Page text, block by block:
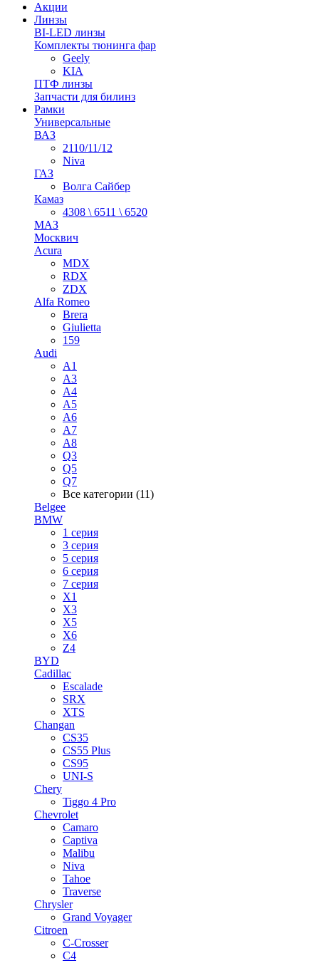
Акции
Линзы
BI-LED линзы
Комплекты тюнинга фар
Geely
KIA
ПТФ линзы
Запчасти для билинз
Рамки
Универсальные
ВАЗ
2110/11/12
Niva
ГАЗ
Волга Сайбер
Камаз
4308 \ 6511 \ 6520
МАЗ
Москвич
Acura
MDX
RDX
ZDX
Alfa Romeo
Brera
Giulietta
159
Audi
A1
A3
A4
A5
A6
A7
A8
Q3
Q5
Q7
Все категории (11)
Belgee
BMW
1 серия
3 серия
5 серия
6 серия
7 серия
X1
X3
X5
X6
Z4
BYD
Cadillac
Escalade
SRX
XTS
Changan
CS35
CS55 Plus
CS95
UNI-S
Chery
Tiggo 4 Pro
Chevrolet
Camaro
Captiva
Malibu
Niva
Tahoe
Traverse
Chrysler
Grand Voyager
Citroen
C-Crosser
C4